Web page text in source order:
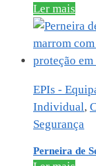
Ler mais
EPIs -
Individual,
Segurança
Perneira de